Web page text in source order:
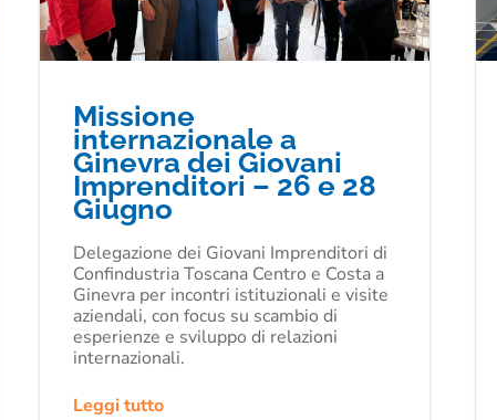
Missione
internazionale a
Ginevra dei Giovani
Imprenditori – 26 e 28
Giugno
Delegazione dei Giovani Imprenditori di
Confindustria Toscana Centro e Costa a
Ginevra per incontri istituzionali e visite
aziendali, con focus su scambio di
esperienze e sviluppo di relazioni
internazionali.
Leggi tutto